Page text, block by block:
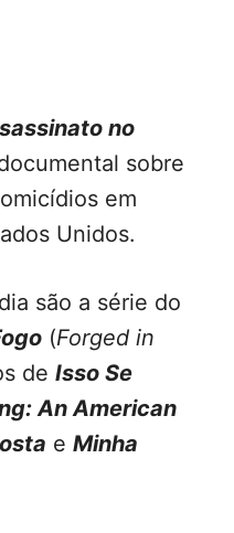
no
sobre
em
Unidos.
são a série do
(Forged in
de Isso Se
An American
e Minha